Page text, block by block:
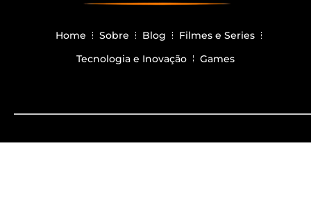
Home Sobre Blog
Filmes e Series
Tecnologia e Inovação
Games